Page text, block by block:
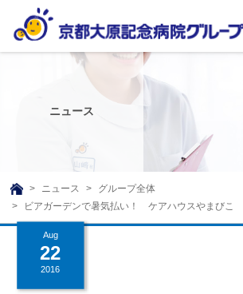
グループについて
グループについて
理事長挨拶
沿革ストーリー
基本的マインド
グループの取り組み
リハビリテーション
訪問サービス
大原のこと
メディア
ニュース
広報誌
シャトルバス
ニュース
TOP
ニュース
グループ全体
ビアガーデンで暑気払い！ ケアハウスやまびこ
Aug
22
2016